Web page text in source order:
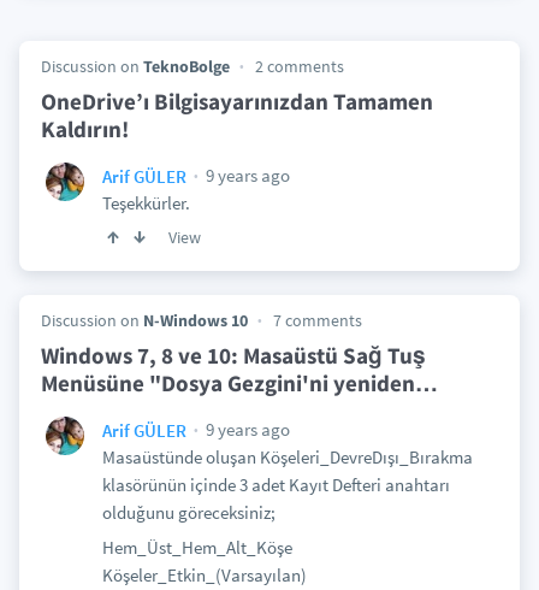
Discussion on TeknoBolge 2 comments
OneDrive’ı Bilgisayarınızdan Tamamen
Kaldırın!
Arif GÜLER
9 years ago
Teşekkürler.
View
Discussion on N-Windows 10 7 comments
Windows 7, 8 ve 10: Masaüstü Sağ Tuş
Menüsüne "Dosya Gezgini'ni yeniden…
Arif GÜLER
9 years ago
Masaüstünde oluşan Köşeleri_DevreDışı_Bırakma
klasörünün içinde 3 adet Kayıt Defteri anahtarı
olduğunu göreceksiniz;
Hem_Üst_Hem_Alt_Köşe
Köşeler_Etkin_(Varsayılan)